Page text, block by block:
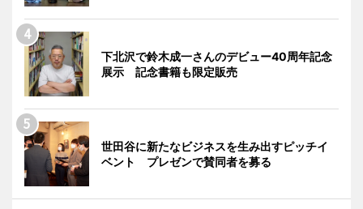
下北沢で鈴木成一さんのデビュー40周年記念
展示 記念書籍も限定販売
世田谷に新たなビジネスを生み出すピッチイ
ベント プレゼンで賛同者を募る